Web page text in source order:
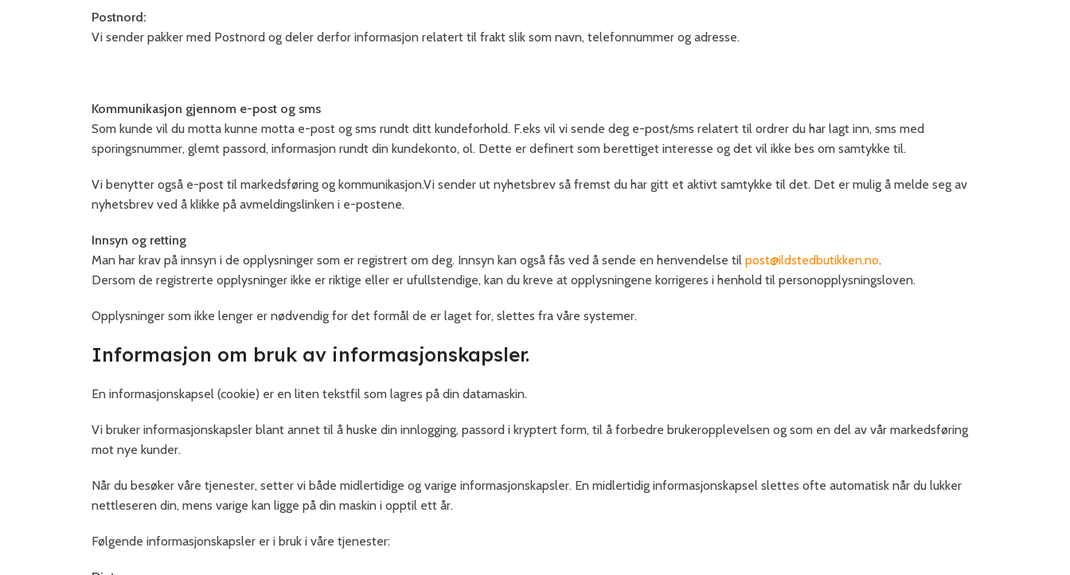
Postnord:
Vi sender pakker med Postnord og deler derfor informasjon relatert til frakt slik som navn, telefonnummer og adresse.
Kommunikasjon gjennom e-post og sms
Som kunde vil du motta kunne motta e-post og sms rundt ditt kundeforhold. F.eks vil vi sende deg e-post/sms relatert til ordrer du har lagt inn, sms med
sporingsnummer, glemt passord, informasjon rundt din kundekonto, ol. Dette er definert som berettiget interesse og det vil ikke bes om samtykke til.
Vi benytter også e-post til markedsføring og kommunikasjon.Vi sender ut nyhetsbrev så fremst du har gitt et aktivt samtykke til det. Det er mulig å melde seg av
nyhetsbrev ved å klikke på avmeldingslinken i e-postene.
Innsyn og retting
Man har krav på innsyn i de opplysninger som er registrert om deg. Innsyn kan også fås ved å sende en henvendelse til post@ildstedbutikken.no.
Dersom de registrerte opplysninger ikke er riktige eller er ufullstendige, kan du kreve at opplysningene korrigeres i henhold til personopplysningsloven.
Opplysninger som ikke lenger er nødvendig for det formål de er laget for, slettes fra våre systemer.
Informasjon om bruk av informasjonskapsler.
En informasjonskapsel (cookie) er en liten tekstfil som lagres på din datamaskin.
Vi bruker informasjonskapsler blant annet til å huske din innlogging, passord i kryptert form, til å forbedre brukeropplevelsen og som en del av vår markedsføring
mot nye kunder.
Når du besøker våre tjenester, setter vi både midlertidige og varige informasjonskapsler. En midlertidig informasjonskapsel slettes ofte automatisk når du lukker
nettleseren din, mens varige kan ligge på din maskin i opptil ett år.
Følgende informasjonskapsler er i bruk i våre tjenester: